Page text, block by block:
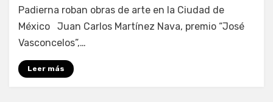
Padierna roban obras de arte en la Ciudad de
México Juan Carlos Martínez Nava, premio “José
Vasconcelos”,…
Leer más